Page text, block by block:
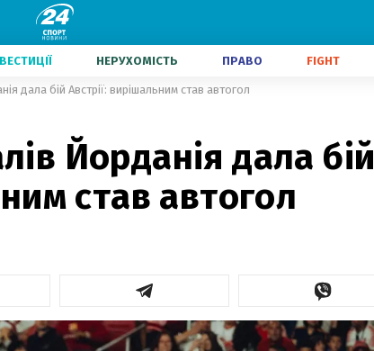
НЕРУХОМІСТЬ ПРАВО FIGHT
дала бій Австрії: вирішальним став автогол
Йорданія дала бій
став автогол